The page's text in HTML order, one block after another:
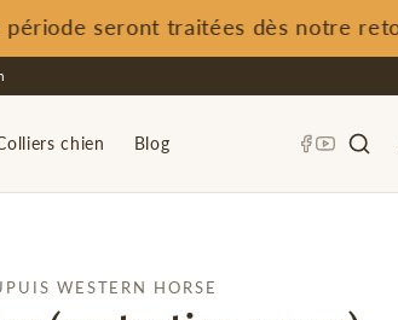
seront traitées dès notre retour.
chien Blog
WESTERN HORSE